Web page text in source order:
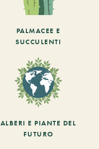
PALMACEE E
SUCCULENTI
ALBERI E PIANTE DEL
FUTURO